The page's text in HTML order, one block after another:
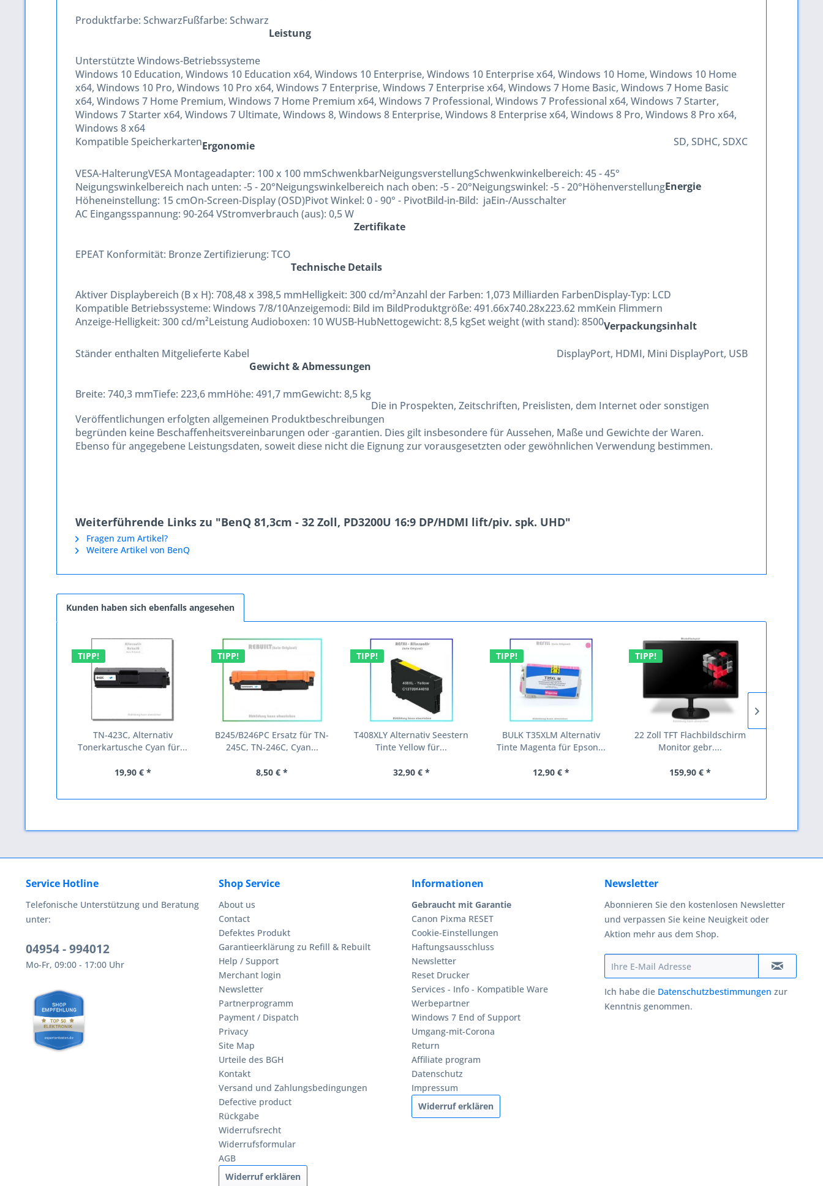
Produktfarbe: SchwarzFußfarbe: Schwarz
Leistung
Unterstützte Windows-Betriebssysteme
Windows 10 Education, Windows 10 Education x64, Windows 10 Enterprise, Windows 10 Enterprise x64, Windows 10 Home, Windows 10 Home
x64, Windows 10 Pro, Windows 10 Pro x64, Windows 7 Enterprise, Windows 7 Enterprise x64, Windows 7 Home Basic, Windows 7 Home Basic
x64, Windows 7 Home Premium, Windows 7 Home Premium x64, Windows 7 Professional, Windows 7 Professional x64, Windows 7 Starter,
Windows 7 Starter x64, Windows 7 Ultimate, Windows 8, Windows 8 Enterprise, Windows 8 Enterprise x64, Windows 8 Pro, Windows 8 Pro x64,
Windows 8 x64
Kompatible Speicherkarten
SD, SDHC, SDXC
Ergonomie
VESA-HalterungVESA Montageadapter: 100 x 100 mmSchwenkbarNeigungsverstellungSchwenkwinkelbereich: 45 - 45°
Neigungswinkelbereich nach unten: -5 - 20°Neigungswinkelbereich nach oben: -5 - 20°Neigungswinkel: -5 - 20°Höhenverstellung
Höheneinstellung: 15 cmOn-Screen-Display (OSD)Pivot Winkel: 0 - 90° - PivotBild-in-Bild: jaEin-/Ausschalter
Energie
AC Eingangsspannung: 90-264 VStromverbrauch (aus): 0,5 W
Zertifikate
EPEAT Konformität: BronzeZertifizierung: TCO
Technische Details
Aktiver Displaybereich (B x H): 708,48 x 398,5 mmHelligkeit: 300 cd/m²Anzahl der Farben: 1,073 Milliarden FarbenDisplay-Typ: LCD
Kompatible Betriebssysteme: Windows 7/8/10Anzeigemodi: Bild im BildProduktgröße: 491.66x740.28x223.62‎ mmKein Flimmern
Anzeige-Helligkeit: 300 cd/m²Leistung Audioboxen: 10 WUSB-HubNettogewicht: 8,5 kgSet weight (with stand): 8500Verpackungsinhalt
Ständer enthalten Mitgelieferte Kabel
DisplayPort, HDMI, Mini DisplayPort, USB
Gewicht & Abmessungen
Breite: 740,3 mmTiefe: 223,6 mmHöhe: 491,7 mmGewicht: 8,5 kg
Die in Prospekten, Zeitschriften, Preislisten, dem Internet oder sonstigen
Veröffentlichungen erfolgten allgemeinen Produktbeschreibungen
begründen keine Beschaffenheitsvereinbarungen oder -garantien. Dies gilt insbesondere für Aussehen, Maße und Gewichte der Waren.
Ebenso für angegebene Leistungsdaten, soweit diese nicht die Eignung zur vorausgesetzten oder gewöhnlichen Verwendung bestimmen.
Weiterführende Links zu "BenQ 81,3cm - 32 Zoll, PD3200U 16:9 DP/HDMI lift/piv. spk. UHD"
Fragen zum Artikel?
Weitere Artikel von BenQ
Kunden haben sich ebenfalls angesehen
TIPP!
TN-423C, Alternativ
Tonerkartusche Cyan für...
19,90 € *
TIPP!
B245/B246PC Ersatz für TN-
245C, TN-246C, Cyan...
8,50 € *
TIPP!
T408XLY Alternativ Seestern
Tinte Yellow für...
32,90 € *
TIPP!
BULK T35XLM Alternativ
Tinte Magenta für Epson...
12,90 € *
TIPP!
22 Zoll TFT Flachbildschirm
Monitor gebr....
159,90 € *
Service Hotline
Telefonische Unterstützung und Beratung
unter:
04954 - 994012
Mo-Fr, 09:00 - 17:00 Uhr
Shop Service
About us
Contact
Defektes Produkt
Garantieerklärung zu Refill & Rebuilt
Help / Support
Merchant login
Newsletter
Partnerprogramm
Payment / Dispatch
Privacy
Site Map
Urteile des BGH
Kontakt
Versand und Zahlungsbedingungen
Defective product
Rückgabe
Widerrufsrecht
Widerrufsformular
AGB
Widerruf erklären
Informationen
Gebraucht mit Garantie
Canon Pixma RESET
Cookie-Einstellungen
Haftungsausschluss
Newsletter
Reset Drucker
Services - Info - Kompatible Ware
Werbepartner
Windows 7 End of Support
Umgang-mit-Corona
Return
Affiliate program
Datenschutz
Impressum
Widerruf erklären
Newsletter
Abonnieren Sie den kostenlosen Newsletter
und verpassen Sie keine Neuigkeit oder
Aktion mehr aus dem Shop.
Ich habe die Datenschutzbestimmungen zur
Kenntnis genommen.